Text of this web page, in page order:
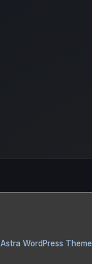
Astra WordPress Theme